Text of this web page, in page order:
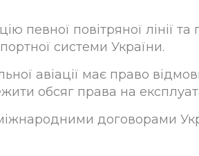
певної повітряної лінії
системи України.
авіації має право
обсяг права на
договорами